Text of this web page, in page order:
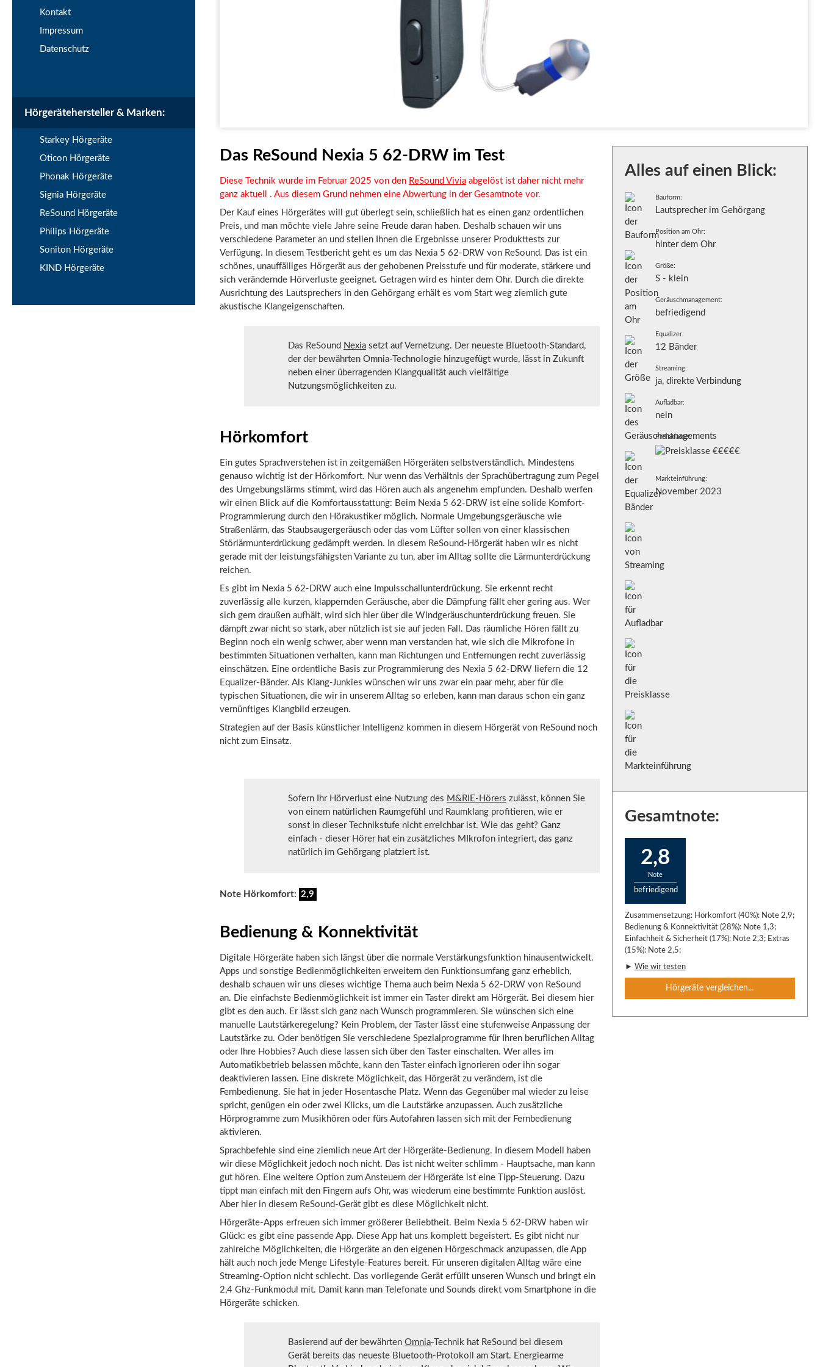
Das ReSound Nexia 5 62-DRW im Test
Diese Technik wurde im Februar 2025 von den ReSound Vivia abgelöst ist daher nicht mehr
ganz aktuell . Aus diesem Grund nehmen eine Abwertung in der Gesamtnote vor.
Der Kauf eines Hörgerätes will gut überlegt sein, schließlich hat es einen ganz ordentlichen
Preis, und man möchte viele Jahre seine Freude daran haben. Deshalb schauen wir uns
verschiedene Parameter an und stellen Ihnen die Ergebnisse unserer Produkttests zur
Verfügung. In diesem Testbericht geht es um das Nexia 5 62-DRW von ReSound. Das ist ein
schönes, unauffälliges Hörgerät aus der gehobenen Preisstufe und für moderate, stärkere und
sich verändernde Hörverluste geeignet. Getragen wird es hinter dem Ohr. Durch die direkte
Ausrichtung des Lautsprechers in den Gehörgang erhält es vom Start weg ziemlich gute
akustische Klangeigenschaften.
Das ReSound Nexia setzt auf Vernetzung. Der neueste Bluetooth-Standard,
der der bewährten Omnia-Technologie hinzugefügt wurde, lässt in Zukunft
neben einer überragenden Klangqualität auch vielfältige
Nutzungsmöglichkeiten zu.
Hörkomfort
Ein gutes Sprachverstehen ist in zeitgemäßen Hörgeräten selbstverständlich. Mindestens
genauso wichtig ist der Hörkomfort. Nur wenn das Verhältnis der Sprachübertragung zum Pegel
des Umgebungslärms stimmt, wird das Hören auch als angenehm empfunden. Deshalb werfen
wir einen Blick auf die Komfortausstattung: Beim Nexia 5 62-DRW ist eine solide Komfort-
Programmierung durch den Hörakustiker möglich. Normale Umgebungsgeräusche wie
Straßenlärm, das Staubsaugergeräusch oder das vom Lüfter sollen von einer klassischen
Störlärmunterdrückung gedämpft werden. In diesem ReSound-Hörgerät haben wir es nicht
gerade mit der leistungsfähigsten Variante zu tun, aber im Alltag sollte die Lärmunterdrückung
reichen.
Es gibt im Nexia 5 62-DRW auch eine Impulsschallunterdrückung. Sie erkennt recht
zuverlässig alle kurzen, klappernden Geräusche, aber die Dämpfung fällt eher gering aus. Wer
sich gern draußen aufhält, wird sich hier über die Windgeräuschunterdrückung freuen. Sie
dämpft zwar nicht so stark, aber nützlich ist sie auf jeden Fall. Das räumliche Hören fällt zu
Beginn noch ein wenig schwer, aber wenn man verstanden hat, wie sich die Mikrofone in
bestimmten Situationen verhalten, kann man Richtungen und Entfernungen recht zuverlässig
einschätzen. Eine ordentliche Basis zur Programmierung des Nexia 5 62-DRW liefern die 12
Equalizer-Bänder. Als Klang-Junkies wünschen wir uns zwar ein paar mehr, aber für die
typischen Situationen, die wir in unserem Alltag so erleben, kann man daraus schon ein ganz
vernünftiges Klangbild erzeugen.
Strategien auf der Basis künstlicher Intelligenz kommen in diesem Hörgerät von ReSound noch
nicht zum Einsatz.
Sofern Ihr Hörverlust eine Nutzung des M&RIE-Hörers zulässt, können Sie
von einem natürlichen Raumgefühl und Raumklang profitieren, wie er
sonst in dieser Technikstufe nicht erreichbar ist. Wie das geht? Ganz
einfach - dieser Hörer hat ein zusätzliches MIkrofon integriert, das ganz
natürlich im Gehörgang platziert ist.
Note Hörkomfort: 2,9
Bedienung & Konnektivität
Digitale Hörgeräte haben sich längst über die normale Verstärkungsfunktion hinausentwickelt.
Apps und sonstige Bedienmöglichkeiten erweitern den Funktionsumfang ganz erheblich,
deshalb schauen wir uns dieses wichtige Thema auch beim Nexia 5 62-DRW von ReSound
an. Die einfachste Bedienmöglichkeit ist immer ein Taster direkt am Hörgerät. Bei diesem hier
gibt es den auch. Er lässt sich ganz nach Wunsch programmieren. Sie wünschen sich eine
manuelle Lautstärkeregelung? Kein Problem, der Taster lässt eine stufenweise Anpassung der
Lautstärke zu. Oder benötigen Sie verschiedene Spezialprogramme für Ihren beruflichen Alltag
oder Ihre Hobbies? Auch diese lassen sich über den Taster einschalten. Wer alles im
Automatikbetrieb belassen möchte, kann den Taster einfach ignorieren oder ihn sogar
deaktivieren lassen. Eine diskrete Möglichkeit, das Hörgerät zu verändern, ist die
Fernbedienung. Sie hat in jeder Hosentasche Platz. Wenn das Gegenüber mal wieder zu leise
spricht, genügen ein oder zwei Klicks, um die Lautstärke anzupassen. Auch zusätzliche
Hörprogramme zum Musikhören oder fürs Autofahren lassen sich mit der Fernbedienung
aktivieren.
Sprachbefehle sind eine ziemlich neue Art der Hörgeräte-Bedienung. In diesem Modell haben
wir diese Möglichkeit jedoch noch nicht. Das ist nicht weiter schlimm - Hauptsache, man kann
gut hören. Eine weitere Option zum Ansteuern der Hörgeräte ist eine Tipp-Steuerung. Dazu
tippt man einfach mit den Fingern aufs Ohr, was wiederum eine bestimmte Funktion auslöst.
Aber hier in diesem ReSound-Gerät gibt es diese Möglichkeit nicht.
Hörgeräte-Apps erfreuen sich immer größerer Beliebtheit. Beim Nexia 5 62-DRW haben wir
Glück: es gibt eine passende App. Diese App hat uns komplett begeistert. Es gibt nicht nur
zahlreiche Möglichkeiten, die Hörgeräte an den eigenen Hörgeschmack anzupassen, die App
hält auch noch jede Menge Lifestyle-Features bereit. Für unseren digitalen Alltag wäre eine
Streaming-Option nicht schlecht. Das vorliegende Gerät erfüllt unseren Wunsch und bringt ein
2,4 Ghz-Funkmodul mit. Damit kann man Telefonate und Sounds direkt vom Smartphone in die
Hörgeräte schicken.
Basierend auf der bewährten Omnia-Technik hat ReSound bei diesem
Gerät bereits das neueste Bluetooth-Protokoll am Start. Energiearme
Alles auf einen Blick:
Bauform:
Lautsprecher im Gehörgang
Position am Ohr:
hinter dem Ohr
Größe:
S - klein
Geräuschmanagement:
befriedigend
Equalizer:
12 Bänder
Streaming:
ja, direkte Verbindung
Aufladbar:
nein
Preisklasse:
Markteinführung:
November 2023
Gesamtnote:
2,8
Note
befriedigend
Zusammensetzung: Hörkomfort (40%): Note 2,9;
Bedienung & Konnektivität (28%): Note 1,3;
Einfachheit & Sicherheit (17%): Note 2,3; Extras
(15%): Note 2,5;
► Wie wir testen
Hörgeräte vergleichen...
Kontakt
Impressum
Datenschutz
Hörgerätehersteller & Marken:
Starkey Hörgeräte
Oticon Hörgeräte
Phonak Hörgeräte
Signia Hörgeräte
ReSound Hörgeräte
Philips Hörgeräte
Soniton Hörgeräte
KIND Hörgeräte